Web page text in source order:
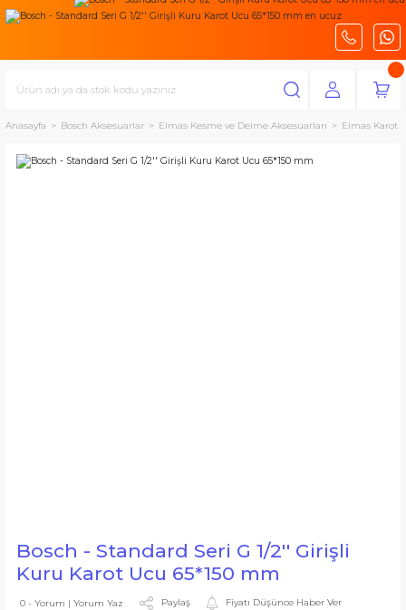
Anasayfa Bosch Aksesuarlar Elmas Kesme ve Delme Aksesuarları Elmas Karot
Bosch - Standard Seri G 1/2'' Girişli
Kuru Karot Ucu 65*150 mm
0 - Yorum | Yorum Yaz Paylaş Fiyatı Düşünce Haber Ver